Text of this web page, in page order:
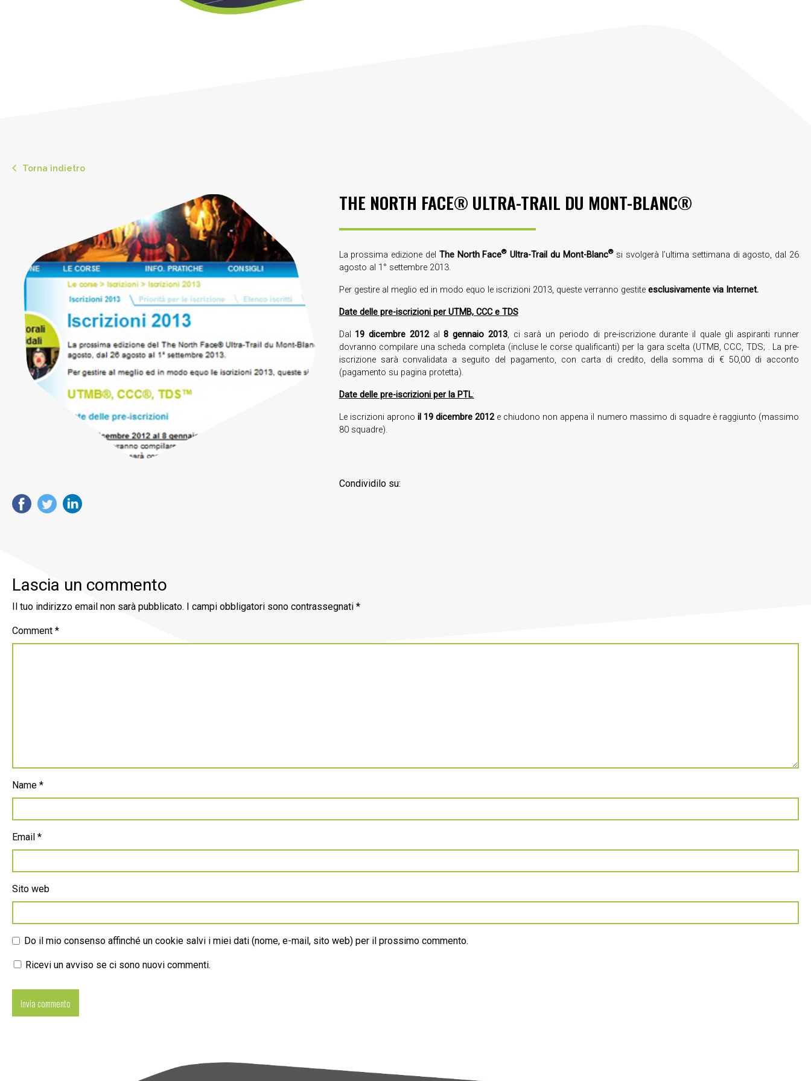
Torna indietro
THE NORTH FACE® ULTRA-TRAIL DU MONT-BLANC®
La prossima edizione del The North Face® Ultra-Trail du Mont-Blanc®si svolgerà l’ultima settimana di agosto, dal 26
agosto al 1° settembre 2013.
Per gestire al meglio ed in modo equo le iscrizioni 2013, queste verranno gestite esclusivamente via Internet.
Date delle pre-iscrizioni per UTMB, CCC e TDS
Dal 19 dicembre 2012al8 gennaio 2013, ci sarà un periodo di pre-iscrizione durante il quale gli aspiranti runner
dovranno compilare una scheda completa (incluse le corse qualificanti) per la gara scelta (UTMB, CCC, TDS; . La pre-
iscrizione sarà convalidata a seguito del pagamento, con carta di credito, della somma di € 50,00 di acconto
(pagamento su pagina protetta).
Date delle pre-iscrizioni per la PTL:
Le iscrizioni aprono il 19 dicembre 2012e chiudono non appena il numero massimo di squadre è raggiunto (massimo
80 squadre).
Condividilo su:
Lascia un commento
Il tuo indirizzo email non sarà pubblicato. I campi obbligatori sono contrassegnati *
Comment *
Name *
Email *
Sito web
Do il mio consenso affinché un cookie salvi i miei dati (nome, e-mail, sito web) per il prossimo commento.
Ricevi un avviso se ci sono nuovi commenti.